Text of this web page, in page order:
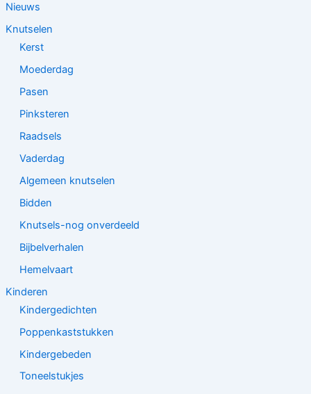
Nieuws
Knutselen
Kerst
Moederdag
Pasen
Pinksteren
Raadsels
Vaderdag
Algemeen knutselen
Bidden
Knutsels-nog onverdeeld
Bijbelverhalen
Hemelvaart
Kinderen
Kindergedichten
Poppenkaststukken
Kindergebeden
Toneelstukjes